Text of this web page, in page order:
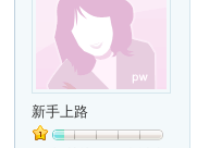
新手上路